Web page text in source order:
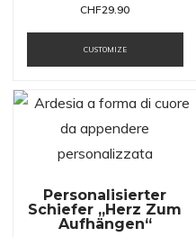
CHF29.90
CUSTOMIZE
Personalisierter
Schiefer „Herz Zum
Aufhängen“